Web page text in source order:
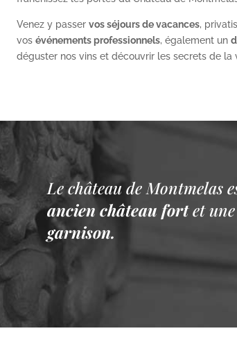
Venez y passer vos séjours de vacances,
vos événements professionnels, également un
déguster nos vins et découvrir les secrets de la
Le château de Montmelas
ancien château fort et une
garnison.